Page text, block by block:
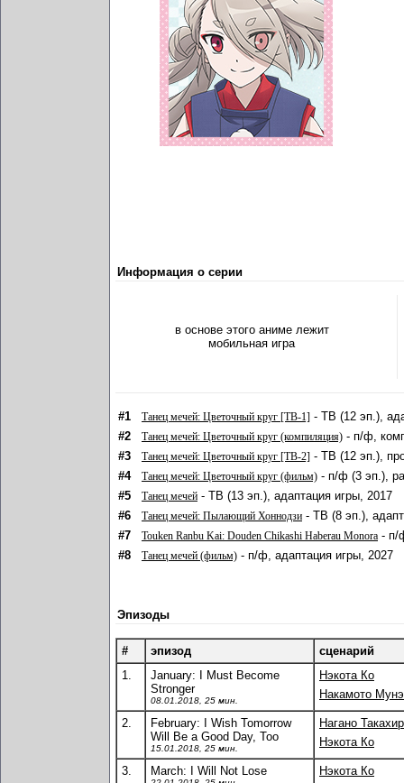
Информация о серии
в основе этого аниме лежит
мобильная игра
#1 Танец мечей: Цветочный круг [ТВ-1] - ТВ (12 эп.),
#2
Танец мечей: Цветочный круг (компиляция) - п/ф,
#3
Танец мечей: Цветочный круг [ТВ-2] - ТВ (12 эп.),
#4
Танец мечей: Цветочный круг (фильм) - п/ф (3 эп.),
#5
Танец мечей - ТВ (13 эп.), адаптация игры, 2017
#6
Танец мечей: Пылающий Хоннодзи - ТВ (8 эп.),
#7
Touken Ranbu Kai: Douden Chikashi Haberau Monora - п/
#8
Танец мечей (фильм) - п/ф, адаптация игры, 2027
Эпизоды
# эпизод
сценарий
1.
January: I Must Become
Stronger
08.01.2018, 25 мин.
Нэкота Ко
Накамото
2.
February: I Wish Tomorrow
Will Be a Good Day, Too
15.01.2018, 25 мин.
Нагано
Нэкота Ко
3. March: I Will Not Lose Нэкота Ко